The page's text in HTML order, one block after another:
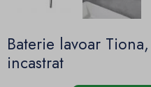
Baterie lavoar
incastrat